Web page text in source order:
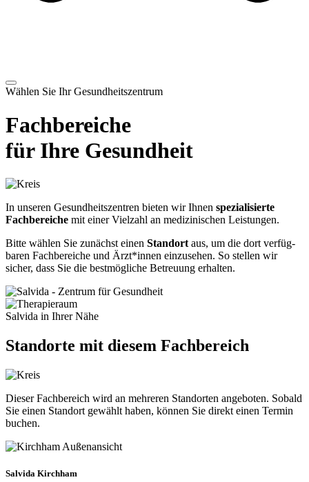
Wählen Sie Ihr Gesund­heits­zentrum
Fachbereiche
für Ihre Gesundheit
In unseren Gesundheitszentren bieten wir Ihnen spezialisierte
Fachbereiche mit einer Vielzahl an medizinischen Leistungen.
Bitte wählen Sie zunächst einen Standortaus, um die dort verfüg­
baren Fach­bereiche und Ärzt*­innen einzu­sehen. So stellen wir
sicher, dass Sie die best­mögliche Betreuung erhalten.
Salvida in Ihrer Nähe
Standorte mit diesem Fachbereich
Dieser Fachbereich wird an mehreren Standorten angeboten. Sobald
Sie einen Standort gewählt haben, können Sie direkt einen Termin
buchen.
Salvida Kirchham